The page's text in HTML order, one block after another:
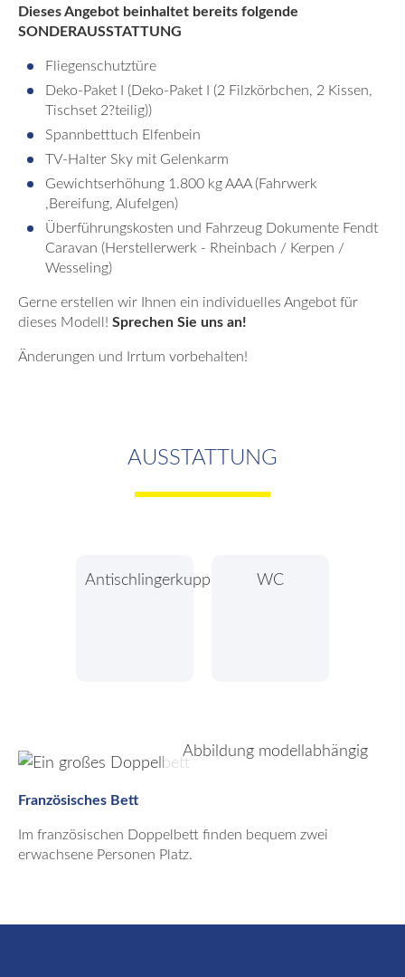
Dieses Angebot beinhaltet bereits folgende
SONDERAUSSTATTUNG
Fliegenschutztüre
Deko-Paket I (Deko-Paket I (2 Filzkörbchen, 2 Kissen,
Tischset 2?teilig))
Spannbetttuch Elfenbein
TV-Halter Sky mit Gelenkarm
Gewichtserhöhung 1.800 kg AAA (Fahrwerk
,Bereifung, Alufelgen)
Überführungskosten und Fahrzeug Dokumente Fendt
Caravan (Herstellerwerk - Rheinbach / Kerpen /
Wesseling)
Gerne erstellen wir Ihnen ein individuelles Angebot für
dieses Modell! Sprechen Sie uns an!
Änderungen und Irrtum vorbehalten!
AUSSTATTUNG
Antischlingerkupplung WC
Abbildung modellabhängig
Französisches Bett
Im französischen Doppelbett finden bequem zwei
erwachsene Personen Platz.